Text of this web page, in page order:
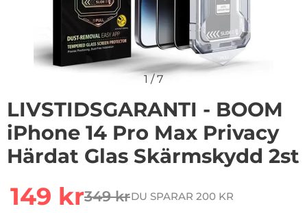
1/7
LIVSTIDSGARANTI - BOOM
iPhone 14 Pro Max Privacy
Härdat Glas Skärmskydd 2st
rea pris
149 krtidigare pris
349 krDU SPARAR 200 KR